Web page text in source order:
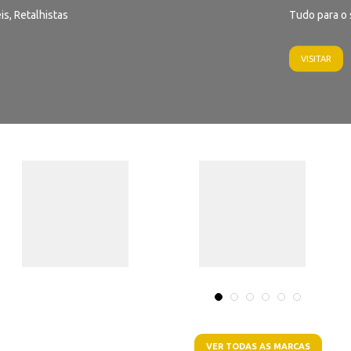
Retalhistas Tudo para o
VISITAR
VER TODAS AS MARCAS